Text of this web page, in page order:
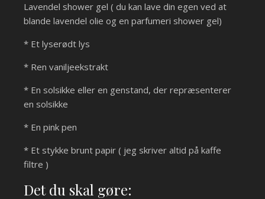
Lavendel shower gel ( du kan lave din egen ved at
blande lavendel olie og en parfumeri shower gel)
* Et lyserødt lys
* Ren vaniljeekstrakt
* En solsikke eller en genstand, der repræsenterer
en solsikke
* En pink pen
* Et stykke brunt papir ( jeg skriver altid på kaffe
filtre )
Det du skal gøre: